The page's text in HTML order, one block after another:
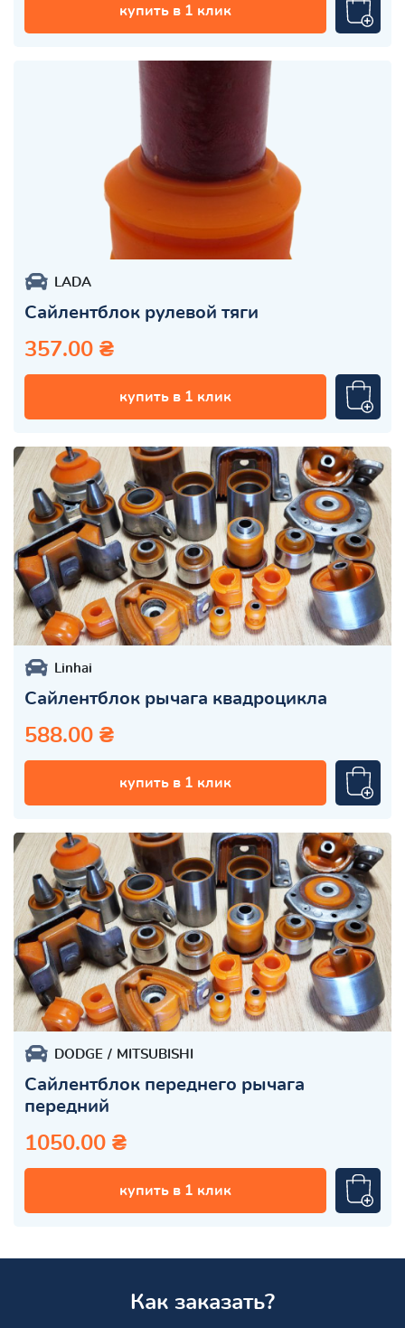
купить в 1 клик
LADA
Сайлентблок рулевой тяги
357.00 ₴
купить в 1 клик
Linhai
Сайлентблок рычага квадроцикла
588.00 ₴
купить в 1 клик
DODGE MITSUBISHI
Сайлентблок переднего рычага
передний
1050.00 ₴
купить в 1 клик
Как заказать?